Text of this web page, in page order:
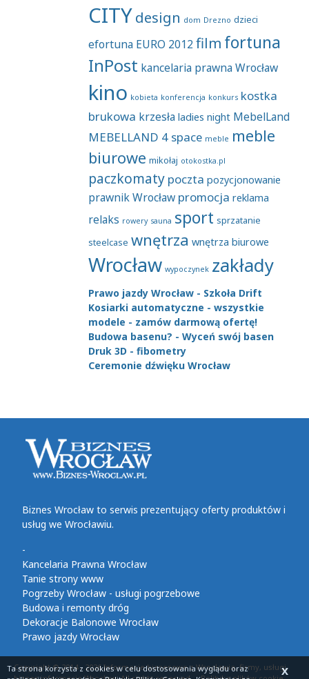
CITYdesign dom Drezno dzieci
efortuna EURO 2012film fortuna
InPost kancelaria prawna Wrocław
kino kobieta konferencja konkurs kostka
brukowa krzesła ladies night MebelLand
MEBELLAND 4 space meble meble
biurowe mikołaj otokostka.pl
paczkomaty poczta pozycjonowanie
prawnik Wrocław promocja reklama
relaks rowery sauna sport sprzatanie
steelcase wnętrza wnętrza biurowe
Wrocław wypoczynek zakłady
Prawo jazdy Wrocław - Szkoła Drift
Kosiarki automatyczne - wszystkie
modele - zamów darmową ofertę!
Budowa basenu? - Wyceń swój basen
Druk 3D - fibometry
Ceremonie dźwięku Wrocław
Biznes Wrocław to serwis prezentujący oferty produktów i
usług we Wrocławiu.
-
Kancelaria Prawna Wrocław
Tanie strony www
Pogrzeby Wrocław - usługi pogrzebowe
Budowa i remonty dróg
Dekoracje Balonowe Wrocław
Prawo jazdy Wrocław
Copyright © 2014 - 2026 Informacje biznesowe z Wrocławia, firmy, usługi,
X
Ta strona korzysta z cookiesw celu dostosowania wyglądu oraz